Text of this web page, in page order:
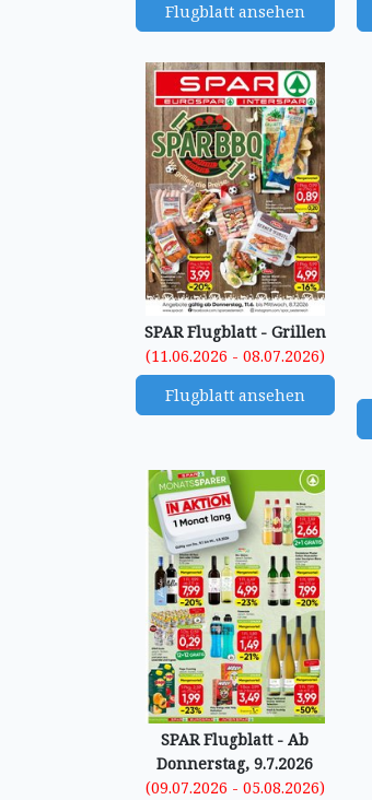
Flugblatt ansehen
SPAR Flugblatt - Grillen
(11.06.2026 - 08.07.2026)
Flugblatt ansehen
SPAR Flugblatt - Ab
Donnerstag, 9.7.2026
(09.07.2026 - 05.08.2026)